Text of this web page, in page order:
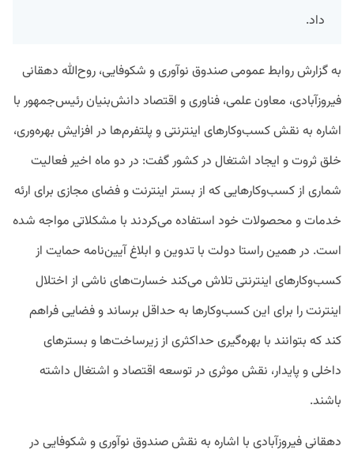
داد.
به گزارش روابط عمومی صندوق نوآوری و شکوفایی، روح‌الله دهقانی
فیروزآبادی، معاون علمی، فناوری و اقتصاد دانش‌بنیان رئیس‌جمهور با
اشاره به نقش کسب‌وکارهای اینترنتی و پلتفرم‌ها در افزایش بهره‌وری،
خلق ثروت و ایجاد اشتغال در کشور گفت: در دو ماه اخیر فعالیت
شماری از کسب‌وکارهایی که از بستر اینترنت و فضای مجازی برای ارئه
خدمات و محصولات خود استفاده می‌کردند با مشکلاتی مواجه شده
است. در همین راستا دولت با تدوین و ابلاغ آیین‌نامه حمایت از
کسب‌وکارهای اینترنتی تلاش می‌کند خسارت‌های ناشی از اختلال
اینترنت را برای این کسب‌وکارها به حداقل برساند و فضایی فراهم
کند که بتوانند با بهره‌گیری حداکثری از زیرساخت‌ها و بسترهای
داخلی و پایدار، نقش موثری در توسعه اقتصاد و اشتغال داشته
باشند.
دهقانی فیروزآبادی با اشاره به نقش صندوق نوآوری و شکوفایی در